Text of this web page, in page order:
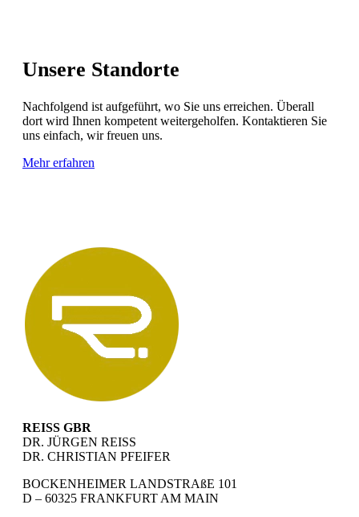
Unsere Standorte
Nachfolgend ist aufgeführt, wo Sie uns erreichen. Überall
dort wird Ihnen kompetent weitergeholfen. Kontaktieren Sie
uns einfach, wir freuen uns.
Mehr erfahren
REISS GBR
DR. JÜRGEN REISS
DR. CHRISTIAN PFEIFER
BOCKENHEIMER LANDSTRAßE 101
D – 60325 FRANKFURT AM MAIN